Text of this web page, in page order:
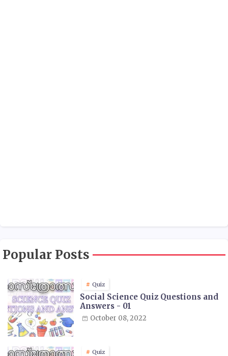
Popular Posts
Quiz
Social Science Quiz Questions and
Answers - 01
October 08, 2022
Quiz